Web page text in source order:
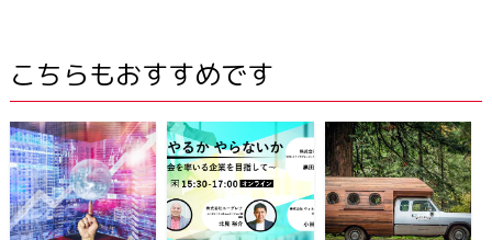
こちらもおすすめです